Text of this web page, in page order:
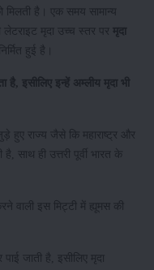
है। एक समय सामान्य
लेटराइट मृदा उच्च स्तर पर मृदा
हुई है।
इसीलिए इन्हें अम्लीय मृदा भी
हुए राज्य जैसे कि महाराष्ट्र और
साथ ही उत्तरी पूर्वी भारत के
वाली इस मिट्टी में ह्यूमस की
जाती है, इसीलिए मृदा